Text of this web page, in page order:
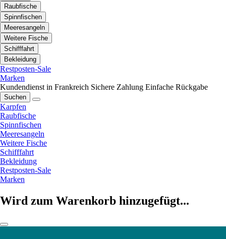
Raubfische
Spinnfischen
Meeresangeln
Weitere Fische
Schifffahrt
Bekleidung
Restposten-Sale
Marken
Kundendienst in Frankreich Sichere Zahlung Einfache Rückgabe
Suchen
Karpfen
Raubfische
Spinnfischen
Meeresangeln
Weitere Fische
Schifffahrt
Bekleidung
Restposten-Sale
Marken
Wird zum Warenkorb hinzugefügt...